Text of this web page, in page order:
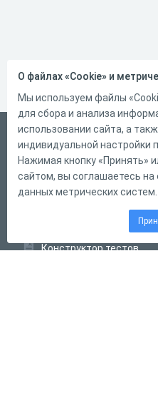
Русский
Справка
Форма обратной связи
Конструктор тестов
О файлах «Cookie» и
Мы используем файлы
для сбора и анализа
использовании сайта, а
индивидуальной настройки
Нажимая кнопку «Принять»
сайтом, вы соглашаетесь на
данных метрических систем.